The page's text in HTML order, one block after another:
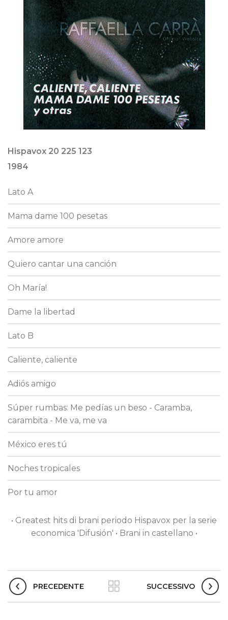
Hispavox 20 225 123
1984
Lato A
Mama dame 100 pesetas
Amore amore
Quiero cantar una canción
Oh María!
Dame la libertad
Lato B
Caliente, caliente
Adiós amigo
Súper rumbas: Me pedías un beso - Caramba,
carambita - Me va, me va
México eres tú
Noches tropicales
Por tu amor
• Greatest hits di brani periodo Hispavox per la serie
economica 'Difusión' • Brani in castellano •
PRECEDENTE SUCCESSIVO